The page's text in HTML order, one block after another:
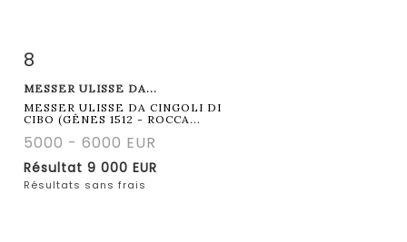
Fiche détaillée
8
MESSER ULISSE DA...
MESSER ULISSE DA CINGOLI DI
CIBO (GÊNES 1512 - ROCCA...
5000 - 6000 EUR
Résultat 9 000 EUR
Résultats sans frais